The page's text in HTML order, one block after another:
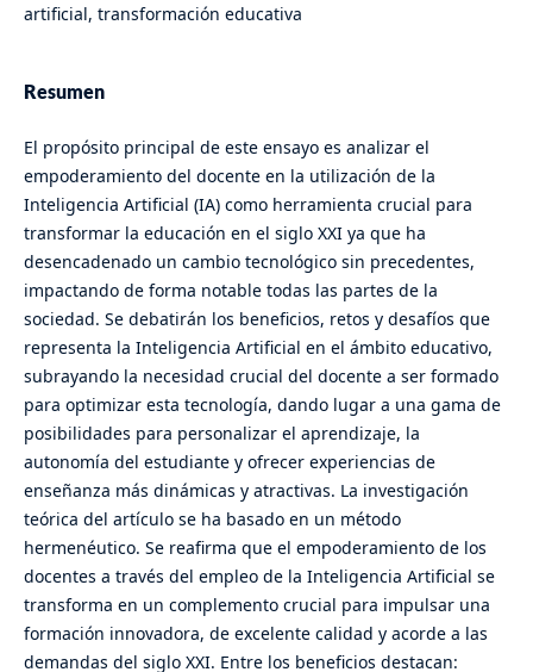
artificial, transformación educativa
Resumen
El propósito principal de este ensayo es analizar el
empoderamiento del docente en la utilización de la
Inteligencia Artificial (IA) como herramienta crucial para
transformar la educación en el siglo XXI ya que ha
desencadenado un cambio tecnológico sin precedentes,
impactando de forma notable todas las partes de la
sociedad. Se debatirán los beneficios, retos y desafíos que
representa la Inteligencia Artificial en el ámbito educativo,
subrayando la necesidad crucial del docente a ser formado
para optimizar esta tecnología, dando lugar a una gama de
posibilidades para personalizar el aprendizaje, la
autonomía del estudiante y ofrecer experiencias de
enseñanza más dinámicas y atractivas. La investigación
teórica del artículo se ha basado en un método
hermenéutico. Se reafirma que el empoderamiento de los
docentes a través del empleo de la Inteligencia Artificial se
transforma en un complemento crucial para impulsar una
formación innovadora, de excelente calidad y acorde a las
demandas del siglo XXI. Entre los beneficios destacan: